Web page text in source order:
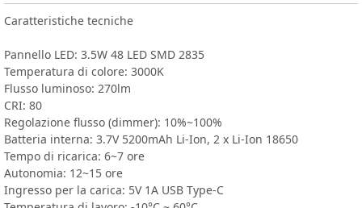
Caratteristiche tecniche
Pannello LED: 3.5W 48 LED SMD 2835
Temperatura di colore: 3000K
Flusso luminoso: 270lm
CRI: 80
Regolazione flusso (dimmer): 10%~100%
Batteria interna: 3.7V 5200mAh Li-Ion, 2 x Li-Ion 18650
Tempo di ricarica: 6~7 ore
Autonomia: 12~15 ore
Ingresso per la carica: 5V 1A USB Type-C